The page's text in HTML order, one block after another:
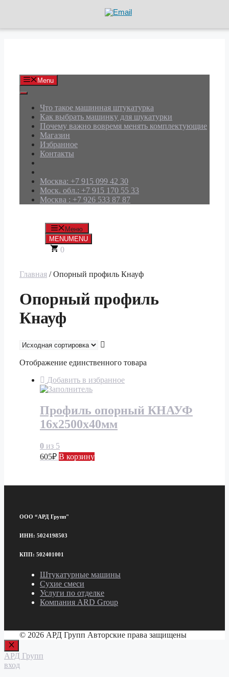
Menu
Что такое машинная штукатурка
Как выбрать машинку для шукатурки
Почему важно вовремя менять комплектующие
Магазин
Избранное
Контакты
Москва: +7 915 099 42 30
Моск. обл.: +7 915 170 55 33
Москва : +7 926 533 87 87
Меню
MENUMENU
0
Главная / Опорный профиль Кнауф
Опорный профиль
Кнауф
Отображение единственного товара
Добавить в избранное
Профиль опорный КНАУФ
16х2500х40мм
0 из 5
605₽ В корзину
ООО “АРД Групп"
ИНН: 5024198503
КПП: 502401001
Штукатурные машины
Сухие смеси
Услуги по отделке
Компания ARD Group
© 2026 АРД Групп Авторские права защищены
Закрыть
АРД Групп
вход